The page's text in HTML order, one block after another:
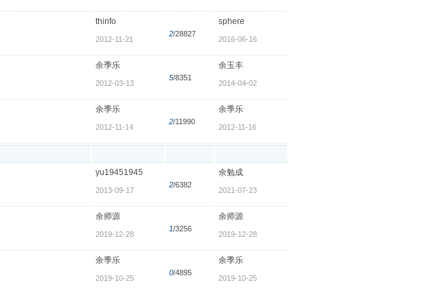
thinfo
2012-11-21
2/28827
sphere
2016-06-16
余季乐
2012-03-13
5/8351
余玉丰
2014-04-02
余季乐
2012-11-14
2/11990
余季乐
2012-11-16
yu19451945
2013-09-17
2/6382
余勉成
2021-07-23
余师源
2019-12-28
1/3256
余师源
2019-12-28
余季乐
2019-10-25
0/4895
余季乐
2019-10-25